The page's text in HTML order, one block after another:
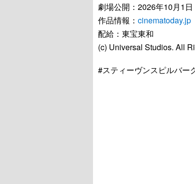
劇場公開：2026年10月1日
作品情報： cinematoday.jp
配給：東宝東和
(c) Universal Studios. All
#スティーヴンスピルバー